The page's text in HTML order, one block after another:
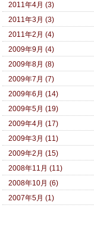
2011年4月 (3)
2011年3月 (3)
2011年2月 (4)
2009年9月 (4)
2009年8月 (8)
2009年7月 (7)
2009年6月 (14)
2009年5月 (19)
2009年4月 (17)
2009年3月 (11)
2009年2月 (15)
2008年11月 (11)
2008年10月 (6)
2007年5月 (1)